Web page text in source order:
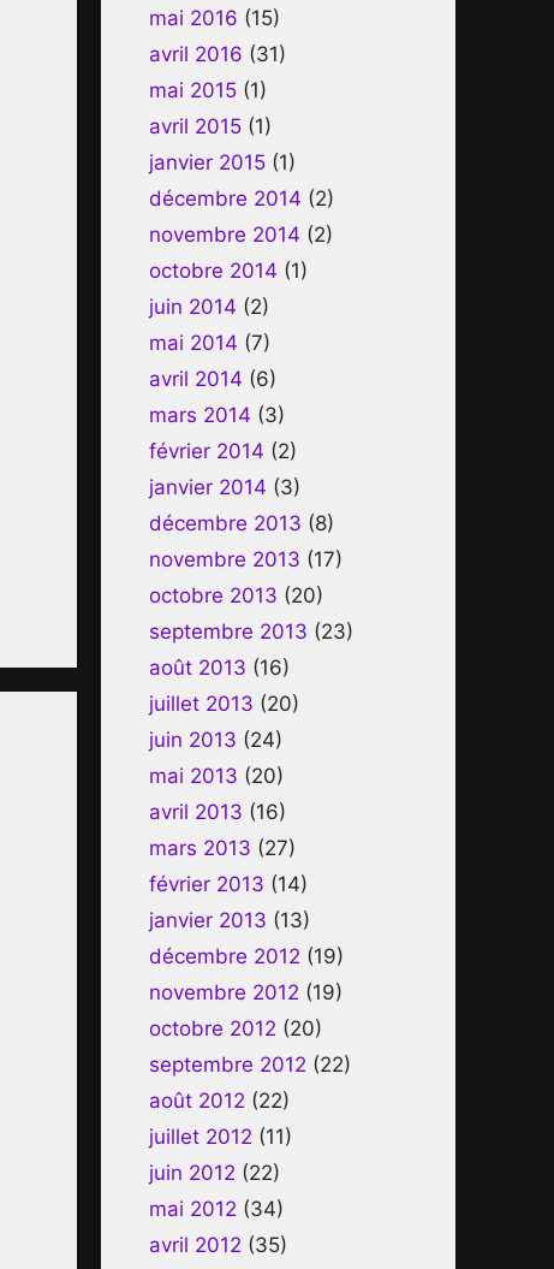
mai 2016 (15)
avril 2016 (31)
mai 2015 (1)
avril 2015 (1)
janvier 2015 (1)
décembre 2014 (2)
novembre 2014 (2)
octobre 2014 (1)
juin 2014 (2)
mai 2014 (7)
avril 2014 (6)
mars 2014 (3)
février 2014 (2)
janvier 2014 (3)
décembre 2013 (8)
novembre 2013 (17)
octobre 2013 (20)
septembre 2013 (23)
août 2013 (16)
juillet 2013 (20)
juin 2013 (24)
mai 2013 (20)
avril 2013 (16)
mars 2013 (27)
février 2013 (14)
janvier 2013 (13)
décembre 2012 (19)
novembre 2012 (19)
octobre 2012 (20)
septembre 2012 (22)
août 2012 (22)
juillet 2012 (11)
juin 2012 (22)
mai 2012 (34)
avril 2012 (35)